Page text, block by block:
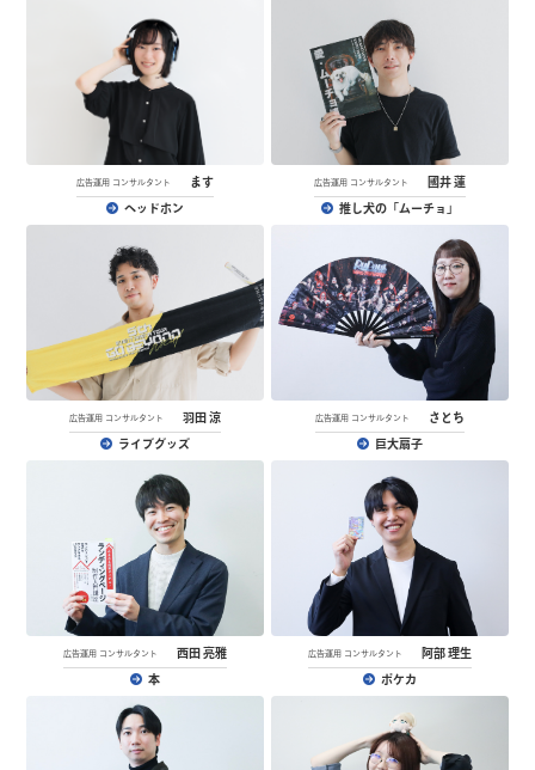
広告運用 コンサルタント ます
ヘッドホン
広告運用 コンサルタント 國井 蓮
推し犬の「ムーチョ」
広告運用 コンサルタント 羽田 涼
ライブグッズ
広告運用 コンサルタント さとち
巨大扇子
広告運用 コンサルタント 西田 亮雅
本
広告運用 コンサルタント 阿部 理生
ポケカ